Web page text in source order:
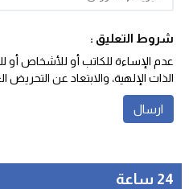
شروط التعليق :
عدم الإساءة للكاتب أو للأشخاص أو
الذات الإلهية، والابتعاد عن التحريض
24 ساعة